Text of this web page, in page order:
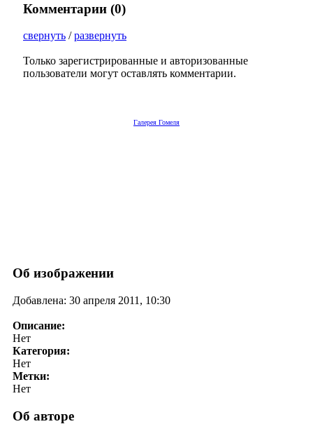
Комментарии (0)
свернуть /развернуть
Только зарегистрированные и авторизованные
пользователи могут оставлять комментарии.
Галерея Гомеля
Об изображении
Добавлена: 30 апреля 2011, 10:30
Описание:
Нет
Категория:
Нет
Метки:
Нет
Об авторе